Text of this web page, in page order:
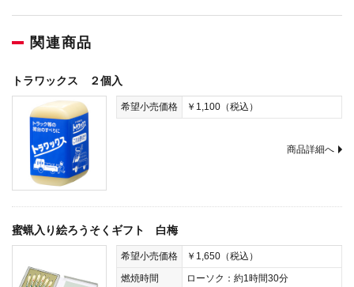
関連商品
トラワックス ２個入
希望小売価格 ￥1,100（税込）
商品詳細へ
蜜蝋入り絵ろうそくギフト 白梅
希望小売価格
￥1,650（税込）
燃焼時間
ローソク：約1時間30分